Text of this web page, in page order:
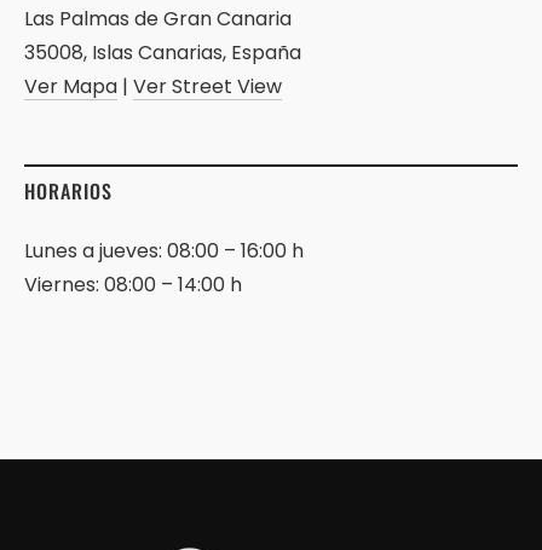
Las Palmas de Gran Canaria
35008, Islas Canarias, España
Ver Mapa | Ver Street View
HORARIOS
Lunes a jueves: 08:00 – 16:00 h
Viernes: 08:00 – 14:00 h